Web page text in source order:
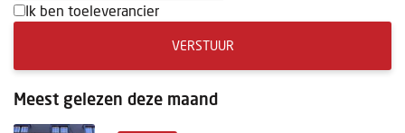
Ik ben toeleverancier
VERSTUUR
Meest gelezen deze maand